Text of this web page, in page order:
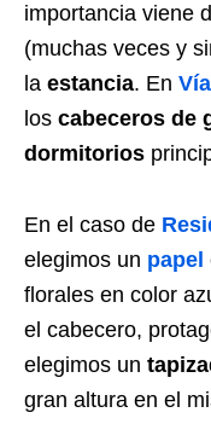
importancia viene
(muchas veces y
la estancia. En
los cabeceros de
dormitorios
En el caso de
elegimos un papel
florales en color
el cabecero,
elegimos un
gran altura en el